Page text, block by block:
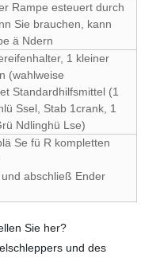
Rampe esteuert durch
Sie brauchen, kann
ä Ndern
1 kleiner
(wahlweise
Standardhilfsmittel (1
Ssel, Stab 1crank, 1
Ndlinghü Lse)
Se fü R kompletten
abschließ Ender
Sie her?
und des